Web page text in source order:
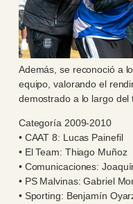
Además, se reconoció a
equipo, valorando el
demostrado a lo largo del
Categoría 2009-2010
• CAAT 8: Lucas Painefil
• El Team: Thiago Muñoz
• Comunicaciones:
• PS Malvinas: Gabriel
• Sporting: Benjamín